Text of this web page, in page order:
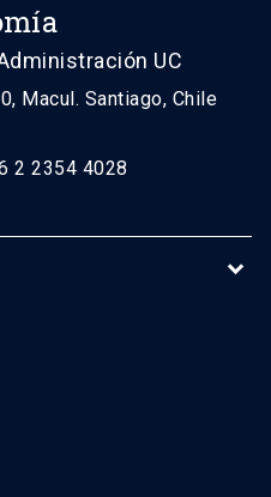
UC
Macul. Santiago, Chile
2 2354 4028